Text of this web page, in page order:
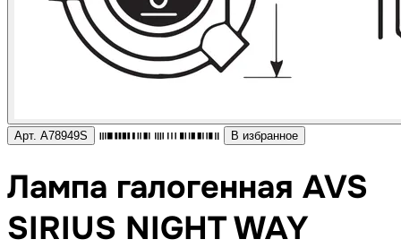
Арт. A78949S В избранное
Лампа галогенная AVS
SIRIUS NIGHT WAY